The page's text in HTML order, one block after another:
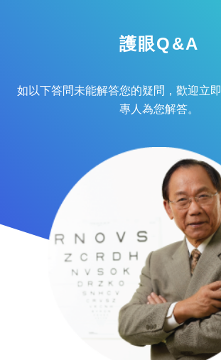
護眼Q&A
如以下答問未能解答您的疑問，歡迎立即
專人為您解答。